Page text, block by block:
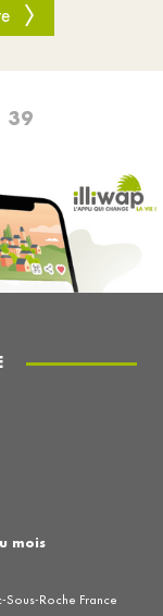
39
Sous-Roche France
mois